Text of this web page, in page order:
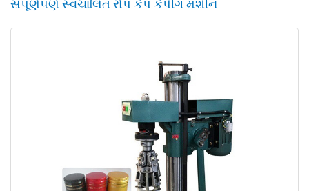
સંપૂર્ણપણે સ્વચાલિત રોપ કેપ કેપીંગ મશીન